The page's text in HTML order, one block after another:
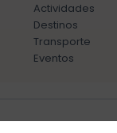
Actividades
Destinos
Transporte
Eventos